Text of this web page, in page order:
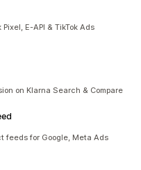
E-API & TikTok Ads
on Klarna Search & Compare
feeds for Google, Meta Ads